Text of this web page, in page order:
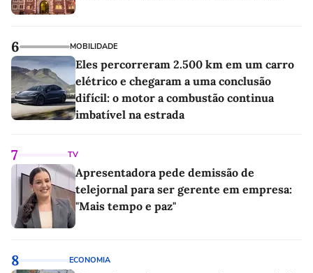
6 MOBILIDADE
Eles percorreram 2.500 km em um carro
elétrico e chegaram a uma conclusão
difícil: o motor a combustão continua
imbatível na estrada
7 TV
Apresentadora pede demissão de
telejornal para ser gerente em empresa:
"Mais tempo e paz"
8 ECONOMIA